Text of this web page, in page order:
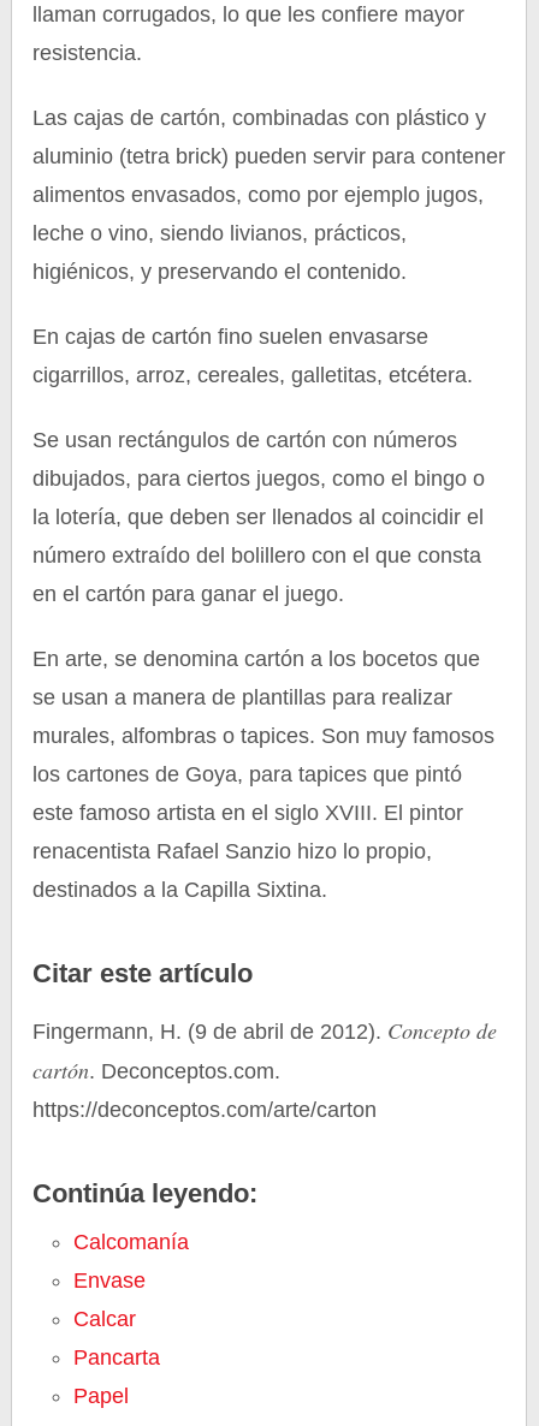
llaman corrugados, lo que les confiere mayor
resistencia.
Las cajas de cartón, combinadas con plástico y
aluminio (tetra brick) pueden servir para contener
alimentos envasados, como por ejemplo jugos,
leche o vino, siendo livianos, prácticos,
higiénicos, y preservando el contenido.
En cajas de cartón fino suelen envasarse
cigarrillos, arroz, cereales, galletitas, etcétera.
Se usan rectángulos de cartón con números
dibujados, para ciertos juegos, como el bingo o
la lotería, que deben ser llenados al coincidir el
número extraído del bolillero con el que consta
en el cartón para ganar el juego.
En arte, se denomina cartón a los bocetos que
se usan a manera de plantillas para realizar
murales, alfombras o tapices. Son muy famosos
los cartones de Goya, para tapices que pintó
este famoso artista en el siglo XVIII. El pintor
renacentista Rafael Sanzio hizo lo propio,
destinados a la Capilla Sixtina.
Citar este artículo
Fingermann, H. (9 de abril de 2012). Concepto de
cartón. Deconceptos.com.
https://deconceptos.com/arte/carton
Continúa leyendo:
Calcomanía
Envase
Calcar
Pancarta
Papel